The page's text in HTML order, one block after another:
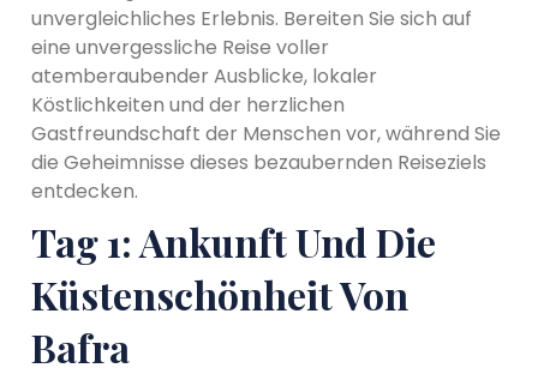
unvergleichliches Erlebnis. Bereiten Sie sich auf
eine unvergessliche Reise voller
atemberaubender Ausblicke, lokaler
Köstlichkeiten und der herzlichen
Gastfreundschaft der Menschen vor, während Sie
die Geheimnisse dieses bezaubernden Reiseziels
entdecken.
Tag 1: Ankunft Und Die
Küstenschönheit Von
Bafra